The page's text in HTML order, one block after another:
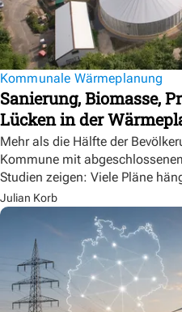
Kommunale Wärmeplanung
Sanierung, Biomasse,
Lücken in der
Mehr als die Hälfte der
Kommune mit
Studien zeigen: Viele Pläne
Julian Korb